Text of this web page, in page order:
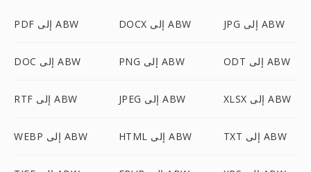
PDF إلى ABW DOCX إلى ABW JPG إلى ABW
DOC إلى ABW PNG إلى ABW ODT إلى ABW
RTF إلى ABW JPEG إلى ABW XLSX إلى ABW
WEBP إلى ABW HTML إلى ABW TXT إلى ABW